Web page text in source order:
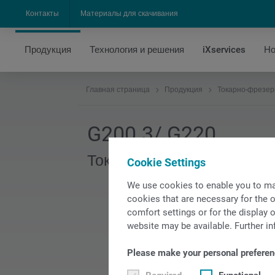
Cookie Settings
We use cookies to enable you to
cookies that are necessary for the
comfort settings or for the display
website may be available. Further
Please make your personal
Контакты Материалы для скачивания
Продукция Технология и решения iXservices
Главная страница Продукция Токарно-
G200.3/ G220
Токарно-фрезерный